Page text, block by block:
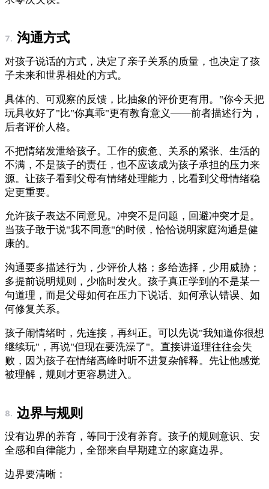
沟通方式
对孩子说话的方式，决定了亲子关系的质量，也决定了孩
子未来和世界相处的方式。
具体的、可观察的反馈，比抽象的评价更有用。"你今天把
玩具收好了"比"你真乖"更有教育意义——前者描述行为，
后者评价人格。
不把情绪发泄给孩子。工作的疲惫、关系的紧张、生活的
不满，不是孩子的责任，也不应该成为孩子承担的压力来
源。让孩子看到父母有情绪处理能力，比看到父母情绪稳
定更重要。
允许孩子表达不同意见。冲突不是问题，回避冲突才是。
当孩子敢于说"我不同意"的时候，恰恰说明家庭沟通是健
康的。
沟通要多描述行为，少评价人格；多给选择，少用威胁；
多提前说明规则，少临时发火。孩子真正学到的不是某一
句道理，而是父母如何在压力下说话、如何承认错误、如
何修复关系。
孩子闹情绪时，先连接，再纠正。可以先说"我知道你很想
继续玩"，再说"但现在要洗澡了"。直接讲道理往往会失
败，因为孩子在情绪高峰时听不进复杂解释。先让他感觉
被理解，规则才更容易进入。
边界与规则
没有边界的养育，等同于没有养育。孩子的规则意识、安
全感和自律能力，全部来自早期建立的家庭边界。
边界要清晰：